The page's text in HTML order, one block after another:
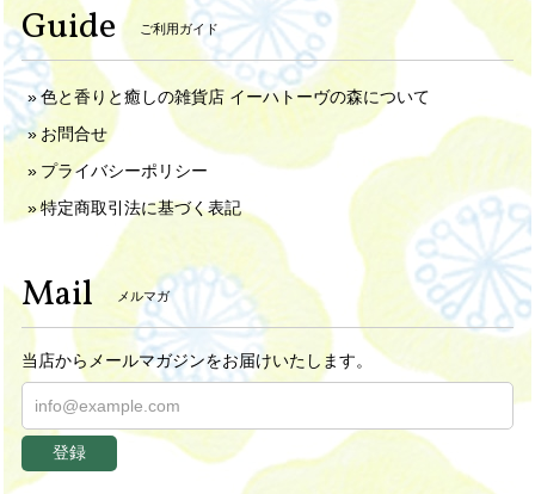
Guide ご利用ガイド
色と香りと癒しの雑貨店 イーハトーヴの森について
お問合せ
プライバシーポリシー
特定商取引法に基づく表記
Mail メルマガ
当店からメールマガジンをお届けいたします。
登録